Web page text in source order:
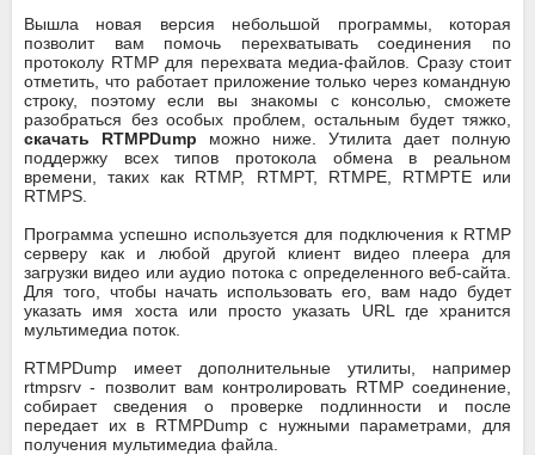
Вышла новая версия небольшой программы, которая
позволит вам помочь перехватывать соединения по
протоколу RTMP для перехвата медиа-файлов. Сразу стоит
отметить, что работает приложение только через командную
строку, поэтому если вы знакомы с консолью, сможете
разобраться без особых проблем, остальным будет тяжко,
скачать RTMPDump можно ниже. Утилита дает полную
поддержку всех типов протокола обмена в реальном
времени, таких как RTMP, RTMPT, RTMPE, RTMPTE или
RTMPS.
Программа успешно используется для подключения к RTMP
серверу как и любой другой клиент видео плеера для
загрузки видео или аудио потока с определенного веб-сайта.
Для того, чтобы начать использовать его, вам надо будет
указать имя хоста или просто указать URL где хранится
мультимедиа поток.
RTMPDump имеет дополнительные утилиты, например
rtmpsrv - позволит вам контролировать RTMP соединение,
собирает сведения о проверке подлинности и после
передает их в RTMPDump с нужными параметрами, для
получения мультимедиа файла.